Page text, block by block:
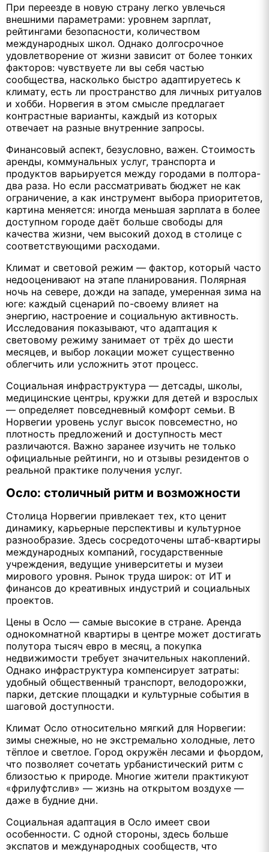
При переезде в новую страну легко увлечься
внешними параметрами: уровнем зарплат,
рейтингами безопасности, количеством
международных школ. Однако долгосрочное
удовлетворение от жизни зависит от более тонких
факторов: чувствуете ли вы себя частью
сообщества, насколько быстро адаптируетесь к
климату, есть ли пространство для личных ритуалов
и хобби. Норвегия в этом смысле предлагает
контрастные варианты, каждый из которых
отвечает на разные внутренние запросы.
Финансовый аспект, безусловно, важен. Стоимость
аренды, коммунальных услуг, транспорта и
продуктов варьируется между городами в полтора-
два раза. Но если рассматривать бюджет не как
ограничение, а как инструмент выбора приоритетов,
картина меняется: иногда меньшая зарплата в более
доступном городе даёт больше свободы для
качества жизни, чем высокий доход в столице с
соответствующими расходами.
Климат и световой режим — фактор, который часто
недооценивают на этапе планирования. Полярная
ночь на севере, дожди на западе, умеренная зима на
юге: каждый сценарий по-своему влияет на
энергию, настроение и социальную активность.
Исследования показывают, что адаптация к
световому режиму занимает от трёх до шести
месяцев, и выбор локации может существенно
облегчить или усложнить этот процесс.
Социальная инфраструктура — детсады, школы,
медицинские центры, кружки для детей и взрослых
— определяет повседневный комфорт семьи. В
Норвегии уровень услуг высок повсеместно, но
плотность предложений и доступность мест
различаются. Важно заранее изучить не только
официальные рейтинги, но и отзывы резидентов о
реальной практике получения услуг.
Осло: столичный ритм и возможности
Столица Норвегии привлекает тех, кто ценит
динамику, карьерные перспективы и культурное
разнообразие. Здесь сосредоточены штаб-квартиры
международных компаний, государственные
учреждения, ведущие университеты и музеи
мирового уровня. Рынок труда широк: от ИТ и
финансов до креативных индустрий и социальных
проектов.
Цены в Осло — самые высокие в стране. Аренда
однокомнатной квартиры в центре может достигать
полутора тысяч евро в месяц, а покупка
недвижимости требует значительных накоплений.
Однако инфраструктура компенсирует затраты:
удобный общественный транспорт, велодорожки,
парки, детские площадки и культурные события в
шаговой доступности.
Климат Осло относительно мягкий для Норвегии:
зимы снежные, но не экстремально холодные, лето
тёплое и светлое. Город окружён лесами и фьордом,
что позволяет сочетать урбанистический ритм с
близостью к природе. Многие жители практикуют
«фрилуфтслив» — жизнь на открытом воздухе —
даже в будние дни.
Социальная адаптация в Осло имеет свои
особенности. С одной стороны, здесь больше
экспатов и международных сообществ, что